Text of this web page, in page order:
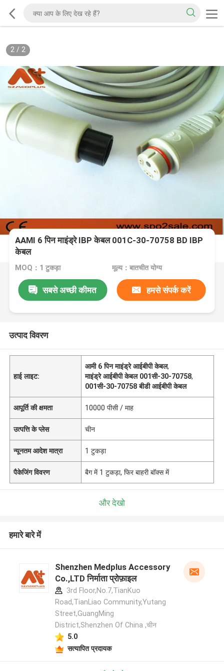
2/ 2
AAMI 6 पिन माइंड्रे IBP केबल 001C-30-70758 BD IBP
केबल
MOQ：1 टुकड़ा मूल्य：बातचीत योग्य
सबसे अच्छी कीमत हमसे संपर्क करें
उत्पाद विवरण
हाई लाइट:
आमी 6 पिन माइंड्रे आईबीपी केबल,
माइंड्रे आईबीपी केबल 001सी-30-70758,
001सी-30-70758 बीडी आईबीपी केबल
आपूर्ति की क्षमता 10000 पीसी / माह
उत्पत्ति के प्लेस चीन
न्यूनतम आदेश मात्रा 1 टुकड़ा
पैकेजिंग विवरण बैग में 1 टुकड़ा, फिर बाहरी बॉक्स में
और देखो
हमारे बारे में
Shenzhen Medplus Accessory
Co.,LTD निर्माता प्रोफ़ाइल
3rd Floor,No.7,TianKuo
Road,TianLiao Community,Yutang
Street,GuangMing
District,Shenzhen Of China ,चीन
5.0
सत्यापित प्रदायक